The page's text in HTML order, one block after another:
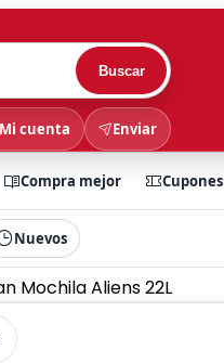
Buscar
Mi cuenta Enviar
Compra mejor Cupones
Nuevos
Mochila Aliens 22L